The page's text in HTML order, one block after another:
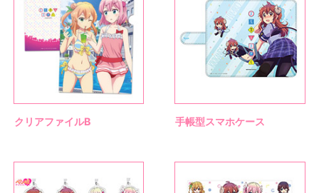
クリアファイルB 手帳型スマホケース